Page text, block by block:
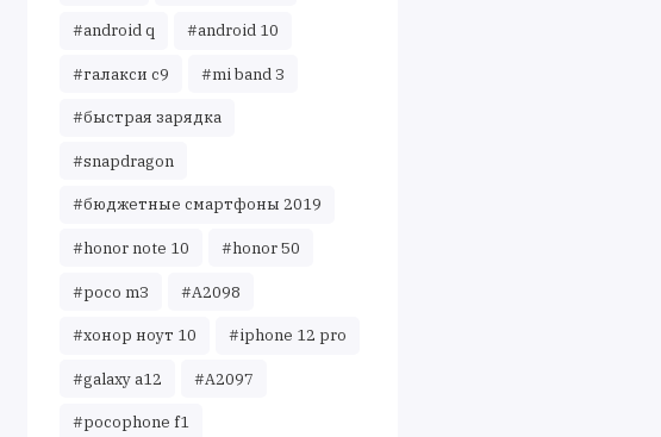
#android q #android 10
#галакси с9 #mi band 3
#быстрая зарядка
#snapdragon
#бюджетные смартфоны 2019
#honor note 10 #honor 50
#poco m3 #A2098
#хонор ноут 10 #iphone 12 pro
#galaxy a12 #A2097
#pocophone f1